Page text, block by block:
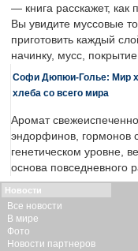
— книга расскажет, как
Вы увидите муссовые
приготовить каждый
начинку, мусс,
Софи Дюпюи-Голье: Мир
хлеба со всего мира
Аромат
эндорфинов, гормонов
генетическом уровне,
основа повседневного
Новости
Все новости
В мире
Фото
Новости партнеров